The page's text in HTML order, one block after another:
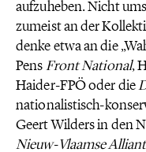
aufzuheben. Nicht
zumeist an der
denke etwa an die
PensFront National,
Haider-FPÖ oder die
nationalistisch-
Geert Wilders in den
Nieuw-Vlaamse